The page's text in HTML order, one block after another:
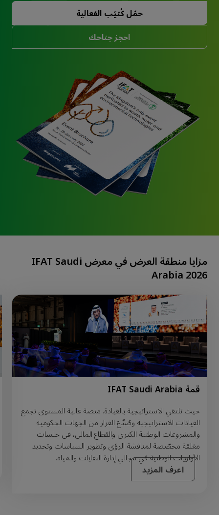
حمّل كُتيّب الفعالية
احجز جناحك
مزايا منطقة العرض في معرض IFAT Saudi
Arabia 2026
قمة IFAT Saudi Arabia
حيث تلتقي الاستراتيجية بالقيادة. منصة عالية المستوى تجمع
القيادات الاستراتيجية وصُنّاع القرار من الجهات الحكومية
والمشروعات الوطنية الكبرى والقطاع المالي، في جلسات
مغلقة مخصّصة لمناقشة الرؤى وتطوير السياسات وتحديد
الأولويات الوطنية في مجالي إدارة النفايات والمياه.
اعرف المزيد